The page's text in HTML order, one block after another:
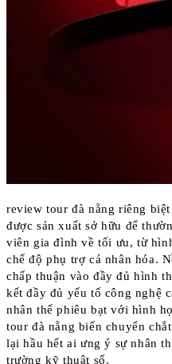
review tour đà nẵng riêng
được sản xuất sở hữu để
viên gia đình về tối ưu, từ
chế độ phụ trợ cá nhân hóa.
chấp thuận vào đầy đủ hình
kết đầy đủ yếu tố công nghệ
nhân thể phiêu bạt với hình
tour đà nẵng biến chuyển
lại hầu hết ai ưng ý sự nhân
trường kỹ thuật số.